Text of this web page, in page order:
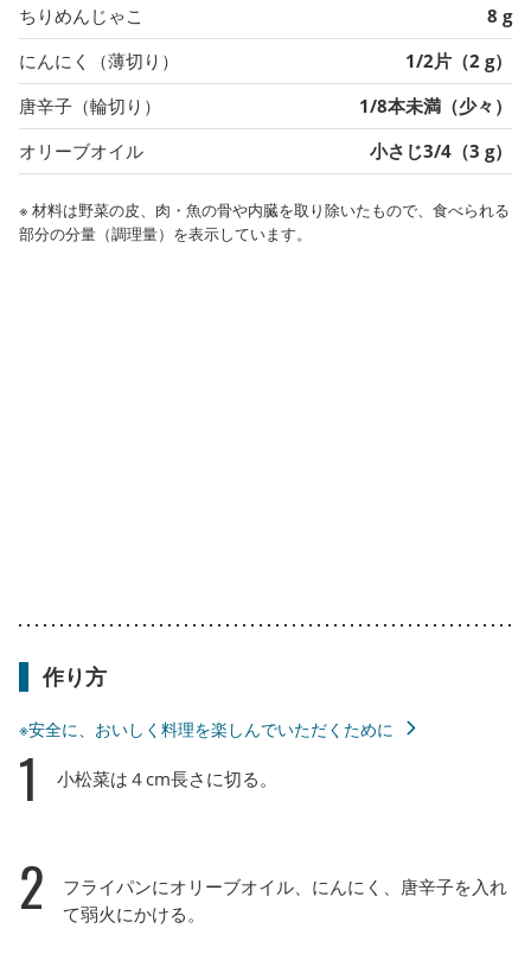
ちりめんじゃこ
8 g
にんにく（薄切り）
1/2片（2 g）
唐辛子（輪切り）
1/8本未満（少々）
オリーブオイル
小さじ3/4（3 g）
※ 材料は野菜の皮、肉・魚の骨や内臓を取り除いたもので、食べられる
部分の分量（調理量）を表示しています。
作り方
※安全に、おいしく料理を楽しんでいただくために
1 小松菜は４cm長さに切る。
2
フライパンにオリーブオイル、にんにく、唐辛子を入れ
て弱火にかける。